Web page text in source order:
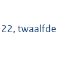
twaalfde